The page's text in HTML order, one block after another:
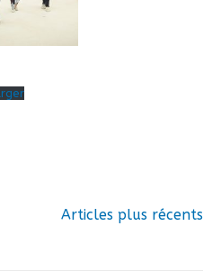
Articles plus récents